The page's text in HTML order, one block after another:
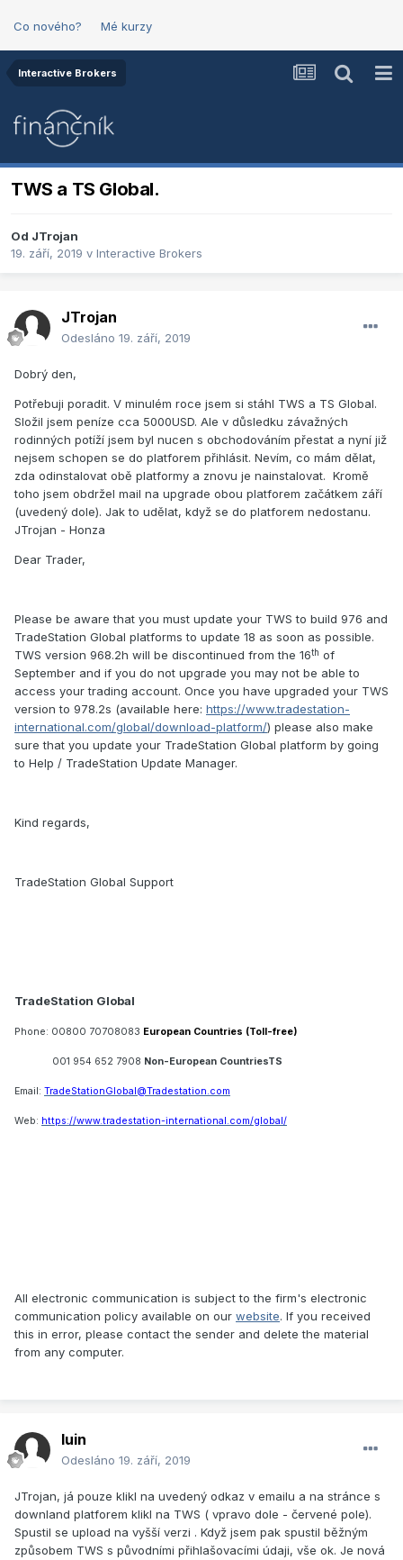
Co nového? Mé kurzy
Interactive Brokers
TWS a TS Global.
Od JTrojan
19. září, 2019 v Interactive Brokers
JTrojan
Odesláno 19. září, 2019
Dobrý den,
Potřebuji poradit. V minulém roce jsem si stáhl TWS a TS Global.
Složil jsem peníze cca 5000USD. Ale v důsledku závažných
rodinných potíží jsem byl nucen s obchodováním přestat a nyní již
nejsem schopen se do platforem přihlásit. Nevím, co mám dělat,
zda odinstalovat obě platformy a znovu je nainstalovat. Kromě
toho jsem obdržel mail na upgrade obou platforem začátkem září
(uvedený dole). Jak to udělat, když se do platforem nedostanu.
JTrojan - Honza
Dear Trader,
Please be aware that you must update your TWS to build 976 and
TradeStation Global platforms to update 18 as soon as possible.
TWS version 968.2h will be discontinued from the 16th of
September and if you do not upgrade you may not be able to
access your trading account. Once you have upgraded your TWS
version to 978.2s (available here: https://www.tradestation-
international.com/global/download-platform/) please also make
sure that you update your TradeStation Global platform by going
to Help / TradeStation Update Manager.
Kind regards,
TradeStation Global Support
TradeStation Global
Phone: 00800 70708083 European Countries (Toll-free)
001 954 652 7908 Non-European CountriesTS
Email: TradeStationGlobal@Tradestation.com
Web: https://www.tradestation-international.com/global/
All electronic communication is subject to the firm's electronic
communication policy available on our website. If you received
this in error, please contact the sender and delete the material
from any computer.
luin
Odesláno 19. září, 2019
JTrojan, já pouze klikl na uvedený odkaz v emailu a na stránce s
downland platforem klikl na TWS ( vpravo dole - červené pole).
Spustil se upload na vyšší verzi . Když jsem pak spustil běžným
způsobem TWS s původními přihlašovacími údaji, vše ok. Je nová